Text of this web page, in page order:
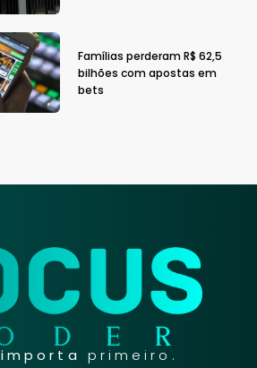
Famílias perderam R$ 62,5
bilhões com apostas em
bets
importa primeiro.